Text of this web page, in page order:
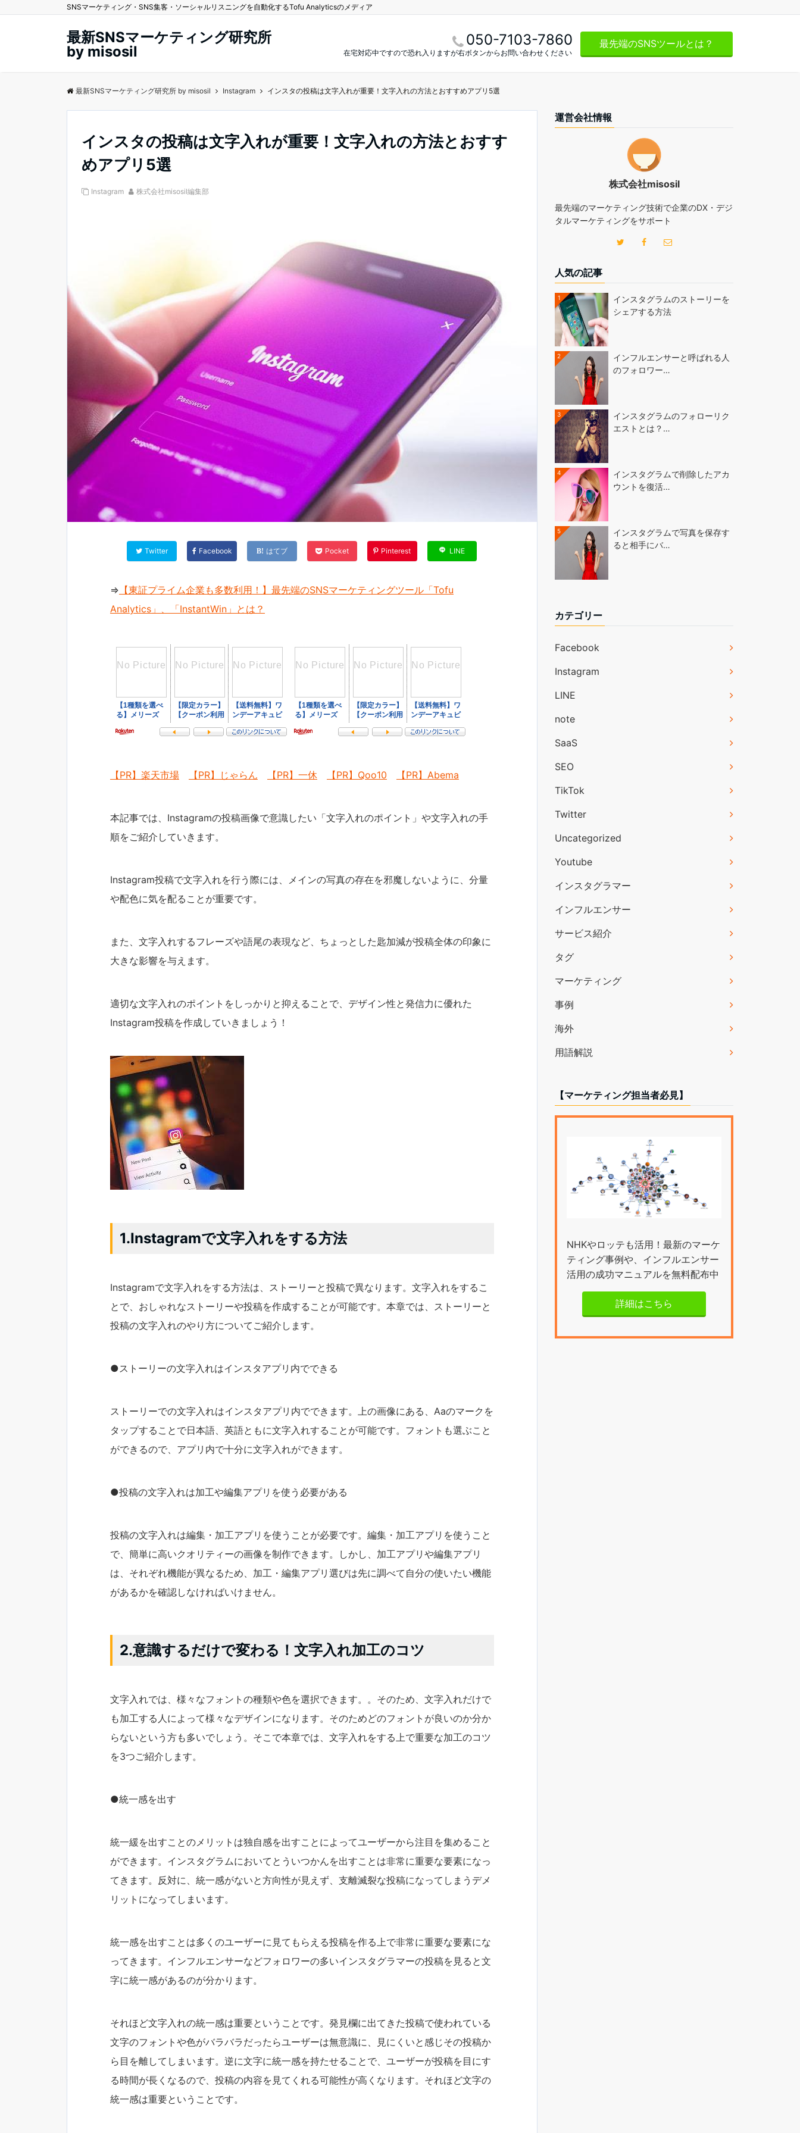
SNSマーケティング・SNS集客・ソーシャルリスニングを自動化するTofu Analyticsのメディア
最新SNSマーケティング研究所
by misosil
050-7103-7860
在宅対応中ですので恐れ入りますが右ボタンからお問い合わせください
最先端のSNSツールとは？
最新SNSマーケティング研究所 by misosil Instagram インスタの投稿は文字入れが重要！文字入れの方法とおすすめアプリ5選
インスタの投稿は文字入れが重要！文字入れの方法とおすす
めアプリ5選
Instagram 株式会社misosil編集部
Twitter Facebook はてブ Pocket Pinterest LINE
⇒ 【東証プライム企業も多数利用！】最先端のSNSマーケティングツール「Tofu
Analytics」、「InstantWin」とは？
【PR】楽天市場 【PR】じゃらん 【PR】一休 【PR】Qoo10 【PR】Abema
本記事では、Instagramの投稿画像で意識したい「文字入れのポイント」や文字入れの手
順をご紹介していきます。
Instagram投稿で文字入れを行う際には、メインの写真の存在を邪魔しないように、分量
や配色に気を配ることが重要です。
また、文字入れするフレーズや語尾の表現など、ちょっとした匙加減が投稿全体の印象に
大きな影響を与えます。
適切な文字入れのポイントをしっかりと抑えることで、デザイン性と発信力に優れた
Instagram投稿を作成していきましょう！
1.Instagramで文字入れをする方法
Instagramで文字入れをする方法は、ストーリーと投稿で異なります。文字入れをするこ
とで、おしゃれなストーリーや投稿を作成することが可能です。本章では、ストーリーと
投稿の文字入れのやり方についてご紹介します。
●ストーリーの文字入れはインスタアプリ内でできる
ストーリーでの文字入れはインスタアプリ内でできます。上の画像にある、Aaのマークを
タップすることで日本語、英語ともに文字入れすることが可能です。フォントも選ぶこと
ができるので、アプリ内で十分に文字入れができます。
●投稿の文字入れは加工や編集アプリを使う必要がある
投稿の文字入れは編集・加工アプリを使うことが必要です。編集・加工アプリを使うこと
で、簡単に高いクオリティーの画像を制作できます。しかし、加工アプリや編集アプリ
は、それぞれ機能が異なるため、加工・編集アプリ選びは先に調べて自分の使いたい機能
があるかを確認しなければいけません。
2.意識するだけで変わる！文字入れ加工のコツ
文字入れでは、様々なフォントの種類や色を選択できます。。そのため、文字入れだけで
も加工する人によって様々なデザインになります。そのためどのフォントが良いのか分か
らないという方も多いでしょう。そこで本章では、文字入れをする上で重要な加工のコツ
を3つご紹介します。
●統一感を出す
統一緩を出すことのメリットは独自感を出すことによってユーザーから注目を集めること
ができます。インスタグラムにおいてとういつかんを出すことは非常に重要な要素になっ
てきます。反対に、統一感がないと方向性が見えず、支離滅裂な投稿になってしまうデメ
リットになってしまいます。
統一感を出すことは多くのユーザーに見てもらえる投稿を作る上で非常に重要な要素にな
ってきます。インフルエンサーなどフォロワーの多いインスタグラマーの投稿を見ると文
字に統一感があるのが分かります。
それほど文字入れの統一感は重要ということです。発見欄に出てきた投稿で使われている
文字のフォントや色がバラバラだったらユーザーは無意識に、見にくいと感じその投稿か
ら目を離してしまいます。逆に文字に統一感を持たせることで、ユーザーが投稿を目にす
る時間が長くなるので、投稿の内容を見てくれる可能性が高くなります。それほど文字の
統一感は重要ということです。
運営会社情報
株式会社misosil
最先端のマーケティング技術で企業のDX・デジ
タルマーケティングをサポート
人気の記事
1
インスタグラムのストーリーを
シェアする方法
2
インフルエンサーと呼ばれる人
のフォロワー…
3
インスタグラムのフォローリク
エストとは？…
4
インスタグラムで削除したアカ
ウントを復活…
5
インスタグラムで写真を保存す
ると相手にバ…
カテゴリー
Facebook
Instagram
LINE
note
SaaS
SEO
TikTok
Twitter
Uncategorized
Youtube
インスタグラマー
インフルエンサー
サービス紹介
タグ
マーケティング
事例
海外
用語解説
【マーケティング担当者必見】
NHKやロッテも活用！最新のマーケ
ティング事例や、インフルエンサー
活用の成功マニュアルを無料配布中
詳細はこちら